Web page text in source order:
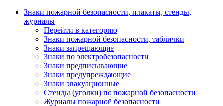
Знаки пожарной безопасности, плакаты, стенды,
журналы
Перейти в категорию
Знаки пожарной безопасности, таблички
Знаки запрещающие
Знаки по электробезопасности
Знаки предписывающие
Знаки предупреждающие
Знаки эвакуационные
Стенды (уголки) по пожарной безопасности
Журналы пожарной безопасности